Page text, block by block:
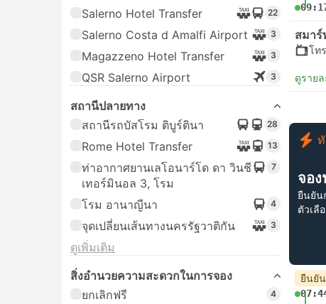
Salerno Hotel Transfer 22
Salerno Costa d Amalfi Airport 3
Magazzeno Hotel Transfer 3
QSR Salerno Airport 3
สถานีปลายทาง
สถานีรถบัสโรม ติบูร์ตินา
28
Rome Hotel Transfer 13
ท่าอากาศยานเลโอนาร์โด ดา วินชี
เทอร์มินอล 3, โรม
7
โรม อานาญีนา 4
จุดเปลี่ยนเส้นทางนครรัฐวาติกัน 3
ดูเพิ่มเติม
สิ่งอํานวยความสะดวกในการจอง
ยกเลิกฟรี
4
สมาร์
โท
ดูรายล
จอ
ยืนยัน
ตัวเลื
ยืนยั